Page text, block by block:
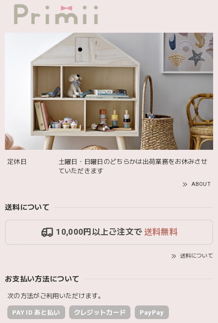
greige
2025/12/12
blanco ブランコ | ダブルボアブランケット ベビー double boa blanket ホワイト 無地
2025/12/09
発送も届くのも早かったです！バースデーバルーンも入って
て嬉しかったです🎈誕生日に使わせて頂きます🫶
Adnil LAND アドニルランド | PULL ALONG PUPPY からだをくねくねさせながらついてくる プル アロング パピー プルトイ 木のおもちゃ
2025/12/02
定休日
土曜日・日曜日のどちらかは出荷業務をお休みさせ
ていただきます
ABOUT
送料について
10,000円以上ご注文で 送料無料
送料について
お支払い方法について
次の方法がご利用いただけます。
PAY ID あと払い クレジットカード PayPay